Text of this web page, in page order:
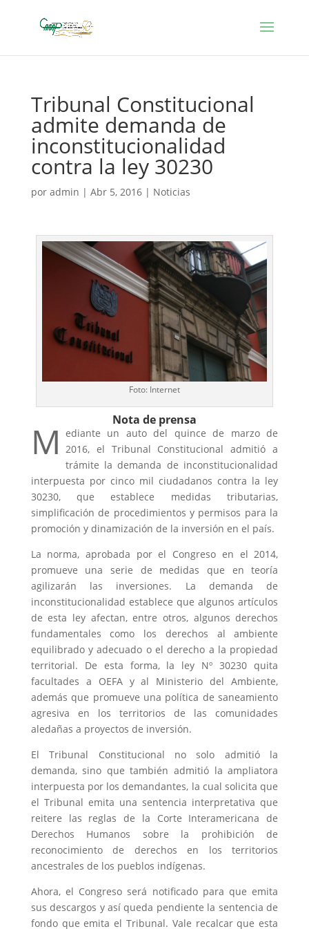
Tribunal Constitucional
admite demanda de
inconstitucionalidad
contra la ley 30230
por admin | Abr 5, 2016| Noticias
Foto: Internet
Nota de prensa
M ediante un auto del quince de marzo de
2016, el Tribunal Constitucional admitió a
trámite la demanda de inconstitucionalidad
interpuesta por cinco mil ciudadanos contra la ley
30230, que establece medidas tributarias,
simplificación de procedimientos y permisos para la
promoción y dinamización de la inversión en el país.
La norma, aprobada por el Congreso en el 2014,
promueve una serie de medidas que en teoría
agilizarán las inversiones. La demanda de
inconstitucionalidad establece que algunos artículos
de esta ley afectan, entre otros, algunos derechos
fundamentales como los derechos al ambiente
equilibrado y adecuado o el derecho a la propiedad
territorial. De esta forma, la ley Nº 30230 quita
facultades a OEFA y al Ministerio del Ambiente,
además que promueve una política de saneamiento
agresiva en los territorios de las comunidades
aledañas a proyectos de inversión.
El Tribunal Constitucional no solo admitió la
demanda, sino que también admitió la ampliatora
interpuesta por los demandantes, la cual solicita que
el Tribunal emita una sentencia interpretativa que
reitere las reglas de la Corte Interamericana de
Derechos Humanos sobre la prohibición de
reconocimiento de derechos en los territorios
ancestrales de los pueblos indígenas.
Ahora, el Congreso será notificado para que emita
sus descargos y así queda pendiente la sentencia de
fondo que emita el Tribunal. Vale recalcar que esta